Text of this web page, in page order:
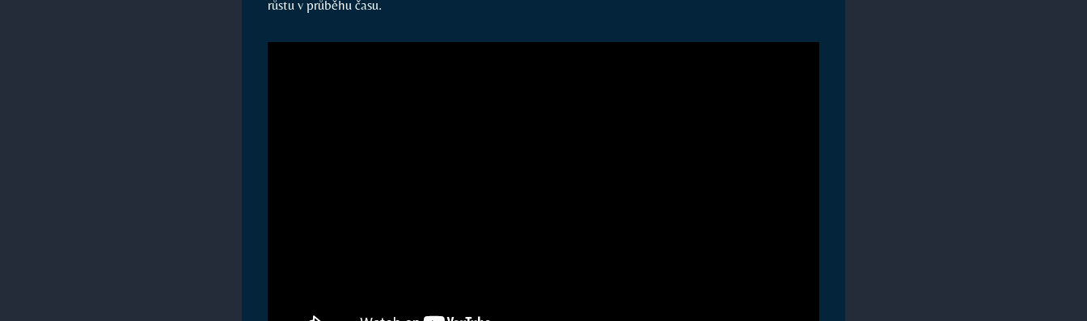
růstu v průběhu času.